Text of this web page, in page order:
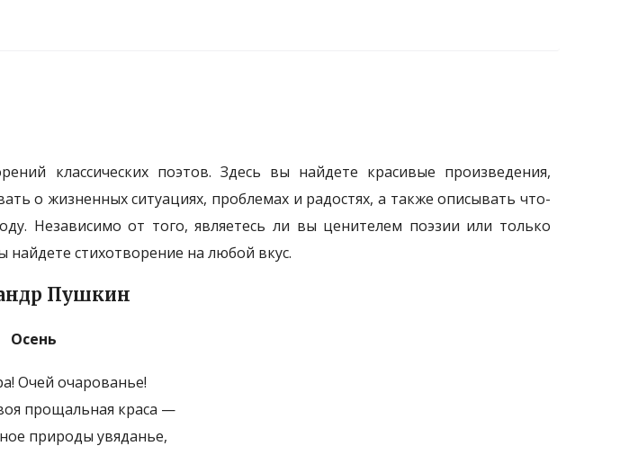
классических поэтов. Здесь вы найдете красивые произведения,
о жизненных ситуациях, проблемах и радостях, а также описывать что-
Независимо от того, являетесь ли вы ценителем поэзии или только
найдете стихотворение на любой вкус.
Пушкин
Осень
Очей очарованье!
прощальная краса —
природы увяданье,